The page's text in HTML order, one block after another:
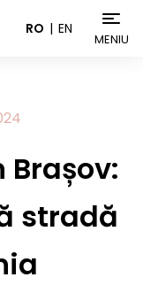
RO EN
MENIU
stradă